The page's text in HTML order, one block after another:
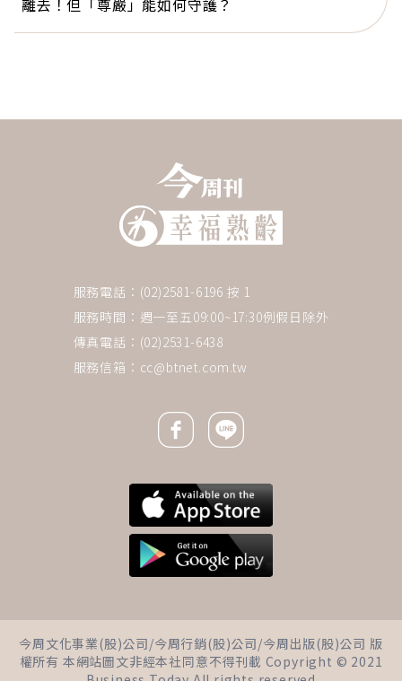
年關一到就怕回婆家？心理師揭
「婆家過節恐懼症」根源：放下
離去！但「尊嚴」能如何守護？
服務電話：(02)2581-6196 按 1
服務時間：週一至五09:00~17:30例假日除外
傳真電話：(02)2531-6438
服務信箱： cc@btnet.com.tw
Facebook icon
Line icon
今周文化事業(股)公司/今周行銷(股)公司/今周出版(股)公司 版
權所有 本網站圖文非經本社同意不得刊載 Copyright © 2021